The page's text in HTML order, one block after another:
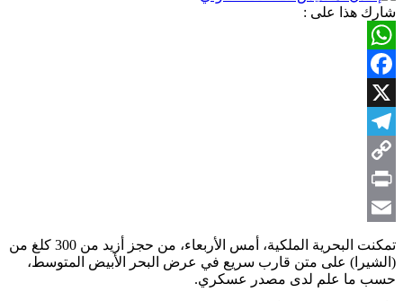
شارك هذا على :
WhatsApp
Facebook
X
Telegram
Copy
Link
Print
Email
تمكنت البحرية الملكية، أمس الأربعاء، من حجز أزيد من 300 كلغ من
(الشيرا) على متن قارب سريع في عرض البحر الأبيض المتوسط،
حسب ما علم لدى مصدر عسكري.